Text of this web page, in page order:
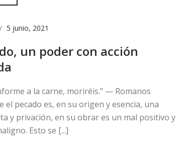
5 junio, 2021
un poder con acción
a la carne, moriréis.” — Romanos
el pecado es, en su origen y esencia, una
y privación, en su obrar es un mal positivo y
Esto se [...]